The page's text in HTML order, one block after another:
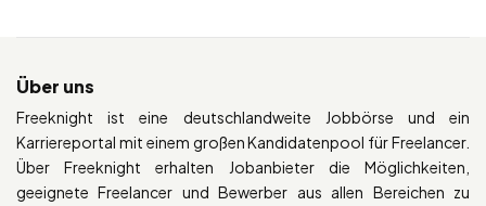
Über uns
Freeknight ist eine deutschlandweite Jobbörse und ein
Karriereportal mit einem großen Kandidatenpool für Freelancer.
Über Freeknight erhalten Jobanbieter die Möglichkeiten,
geeignete Freelancer und Bewerber aus allen Bereichen zu